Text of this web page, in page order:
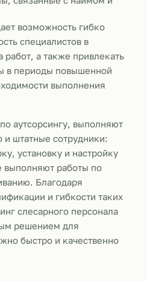
возможность гибко
специалистов в
работ, а также привлекать
в периоды повышенной
выполнения
аутсорсингу, выполняют
и штатные сотрудники:
установку и настройку
выполняют работы по
Благодаря
и гибкости таких
слесарного персонала
решением для
быстро и качественно